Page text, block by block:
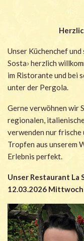
Herzlich
Unser Küchenchef und
Sosta› herzlich
im Ristorante und bei
unter der Pergola.
Gerne verwöhnen wir
regionalen,
verwenden nur
Tropfen aus unserem
Erlebnis perfekt.
Unser Restaurant La
12.03.2026 Mittwoch